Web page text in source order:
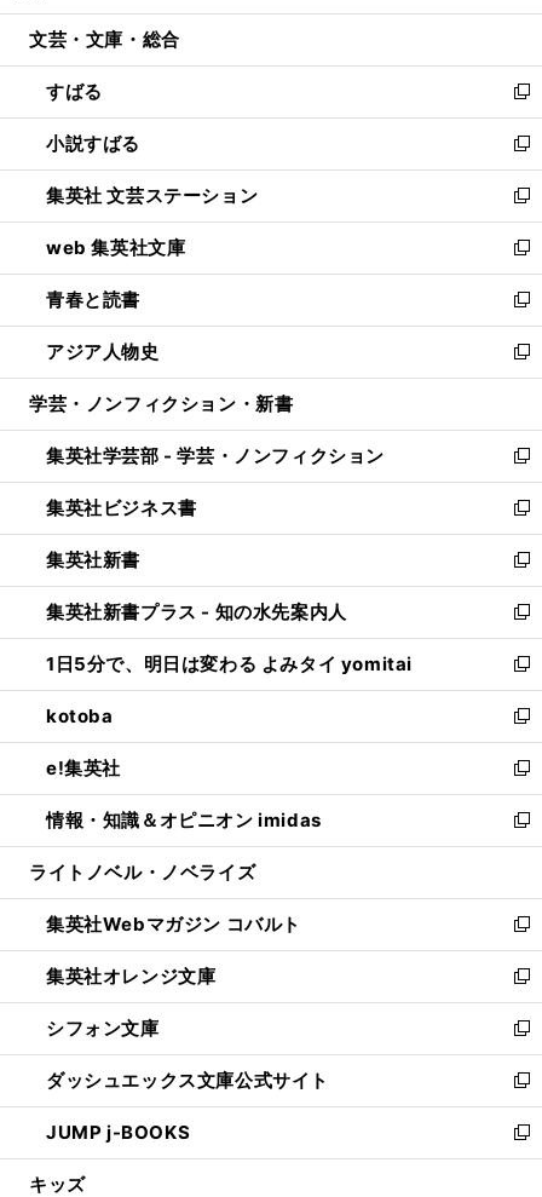
開
ウ
開
く
ン
ウ
で
開
く
ウ
ン
ド
ウ
で
開
く
文芸・文庫・総合
すばる
新
し
い
ウ
ィ
ン
ド
ウ
で
開
く
小説すばる
新
し
い
ウ
ィ
ン
ド
ウ
で
開
集英社 文芸ステーション
新
し
い
ウ
ィ
ン
ド
ウ
開
く
web 集英社文庫
新
し
い
ウ
ィ
ン
ウ
で
開
く
青春と読書
新
し
い
ウ
ン
ド
ウ
で
開
く
アジア人物史
新
し
ウ
ィ
ン
ド
ウ
で
開
く
学芸・ノンフィクション・新書
集英社学芸部 - 学芸・ノンフィクション
新
し
い
ウ
ィ
ン
ド
ウ
で
開
く
集英社ビジネス書
新
し
い
ウ
ィ
ン
ド
ウ
で
開
く
集英社新書
新
し
い
ウ
ィ
ン
ド
ウ
で
開
く
集英社新書プラス - 知の水先案内人
新
し
い
ウ
ィ
ン
ド
ウ
で
開
1日5分で、明日は変わる よみタイ yomitai
新
し
い
ウ
ィ
ン
ド
ウ
開
く
kotoba
新
し
い
ウ
ィ
ン
ウ
で
開
く
e!集英社
新
し
い
ウ
ン
ド
ウ
で
開
く
情報・知識＆オピニオン imidas
新
し
ウ
ィ
ン
ド
ウ
で
開
く
ライトノベル・ノベライズ
集英社Webマガジン コバルト
新
し
い
ウ
ィ
ン
ド
ウ
で
開
集英社オレンジ文庫
新
し
い
ウ
ィ
ン
ド
ウ
シフォン文庫
新
し
い
ウ
ィ
ン
ダッシュエックス文庫公式サイト
新
し
い
ウ
JUMP j-BOOKS
新
し
キッズ